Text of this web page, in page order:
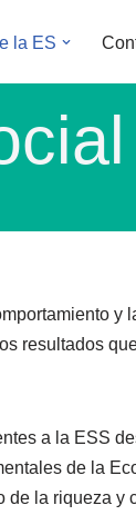
la ES
y
resultados
a la ESS
de la
la riqueza y